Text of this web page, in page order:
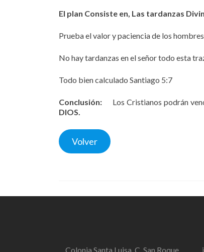
El plan Consiste en, Las tardanzas
Prueba el valor y paciencia de los
No hay tardanzas en el señor todo esta
Todo bien calculado Santiago 5:7
Conclusión: Los Cristianos podrán
DIOS.
Volver
Colonia Santa Luisa, C. San Roque,